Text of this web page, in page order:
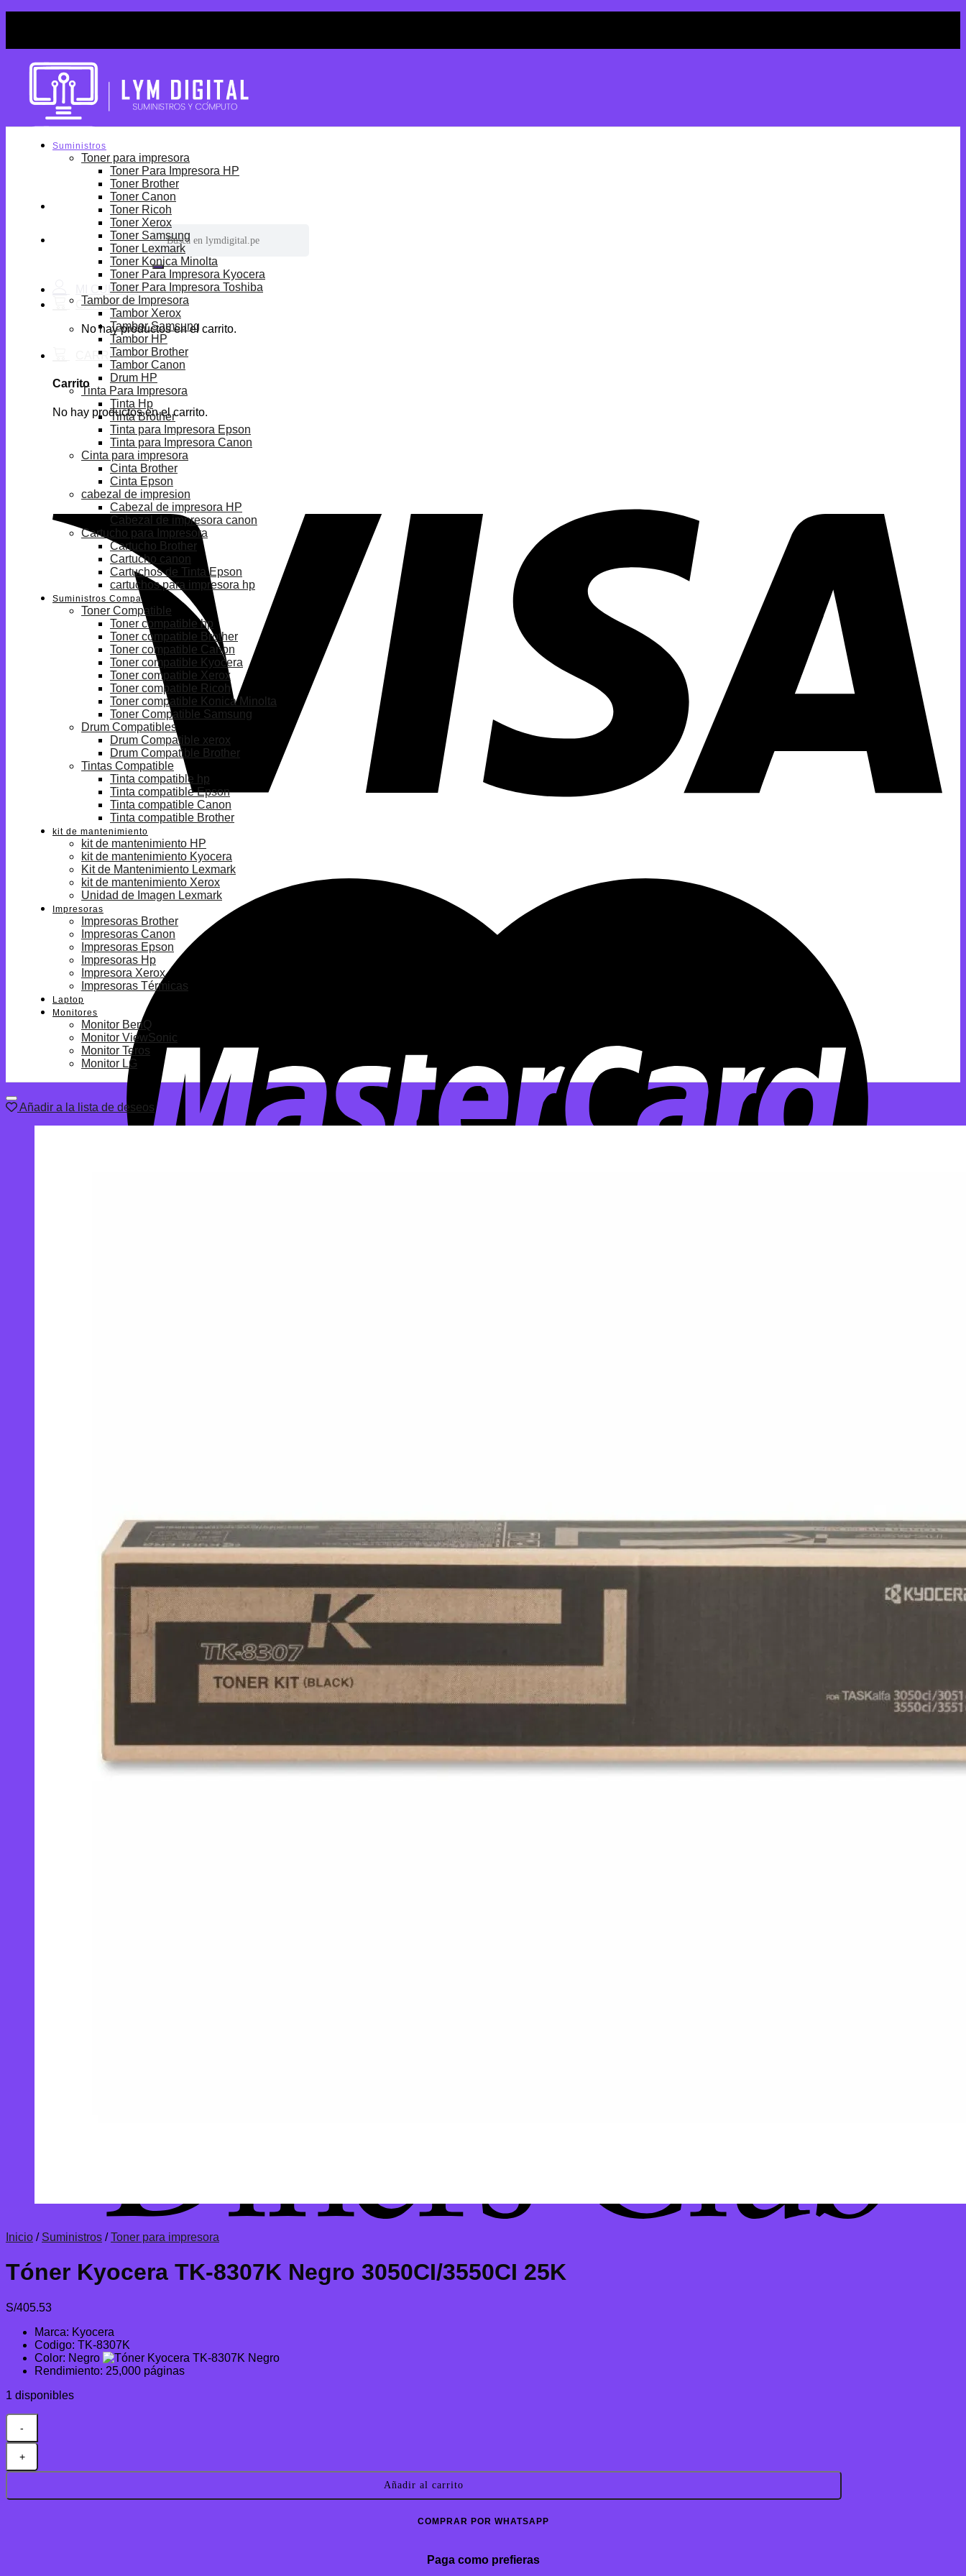
Buscar
por:
No hay productos en el carrito.
Carrito
No hay productos en el carrito.
Suministros
Toner para impresora
Toner Para Impresora HP
Toner Brother
Toner Canon
Toner Ricoh
Toner Xerox
Toner Samsung
Toner Lexmark
Toner Konica Minolta
Toner Para Impresora Kyocera
Toner Para Impresora Toshiba
Tambor de Impresora
Tambor Xerox
Tambor Samsung
Tambor HP
Tambor Brother
Tambor Canon
Drum HP
Tinta Para Impresora
Tinta Hp
Tinta Brother
Tinta para Impresora Epson
Tinta para Impresora Canon
Cinta para impresora
Cinta Brother
Cinta Epson
cabezal de impresion
Cabezal de impresora HP
Cabezal de impresora canon
Cartucho para Impresora
Cartucho Brother
Cartucho canon
Cartuchos de Tinta Epson
cartuchos para impresora hp
Suministros Compatibles
Toner Compatible
Toner compatible hp
Toner compatible Brother
Toner compatible Canon
Toner compatible Kyocera
Toner compatible Xerox
Toner compatible Ricoh
Toner compatible Konica Minolta
Toner Compatible Samsung
Drum Compatibles
Drum Compatible xerox
Drum Compatible Brother
Tintas Compatible
Tinta compatible hp
Tinta compatible Epson
Tinta compatible Canon
Tinta compatible Brother
kit de mantenimiento
kit de mantenimiento HP
kit de mantenimiento Kyocera
Kit de Mantenimiento Lexmark
kit de mantenimiento Xerox
Unidad de Imagen Lexmark
Impresoras
Impresoras Brother
Impresoras Canon
Impresoras Epson
Impresoras Hp
Impresora Xerox
Impresoras Térmicas
Laptop
Monitores
Monitor BenQ
Monitor ViewSonic
Monitor Teros
Monitor LG
Añadir a la lista de deseos
Inicio / Suministros / Toner para impresora
Tóner Kyocera TK-8307K Negro 3050CI/3550CI 25K
S/405.53
Marca: Kyocera
Codigo: TK-8307K
Color: Negro
Rendimiento: 25,000 páginas
1 disponibles
Tóner
Kyocera
TK-
Negro
Añadir al carrito
COMPRAR POR WHATSAPP
Paga como prefieras